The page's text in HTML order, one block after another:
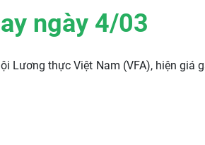
ngày 4/03
Lương thực Việt Nam (VFA), hiện giá